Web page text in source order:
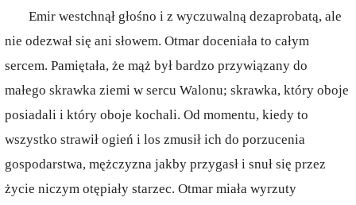
Emir westchnął głośno i z wyczuwalną dezaprobatą, ale
nie odezwał się ani słowem. Otmar doceniała to całym
sercem. Pamiętała, że mąż był bardzo przywiązany do
małego skrawka ziemi w sercu Walonu; skrawka, który oboje
posiadali i który oboje kochali. Od momentu, kiedy to
wszystko strawił ogień i los zmusił ich do porzucenia
gospodarstwa, mężczyzna jakby przygasł i snuł się przez
życie niczym otępiały starzec. Otmar miała wyrzuty